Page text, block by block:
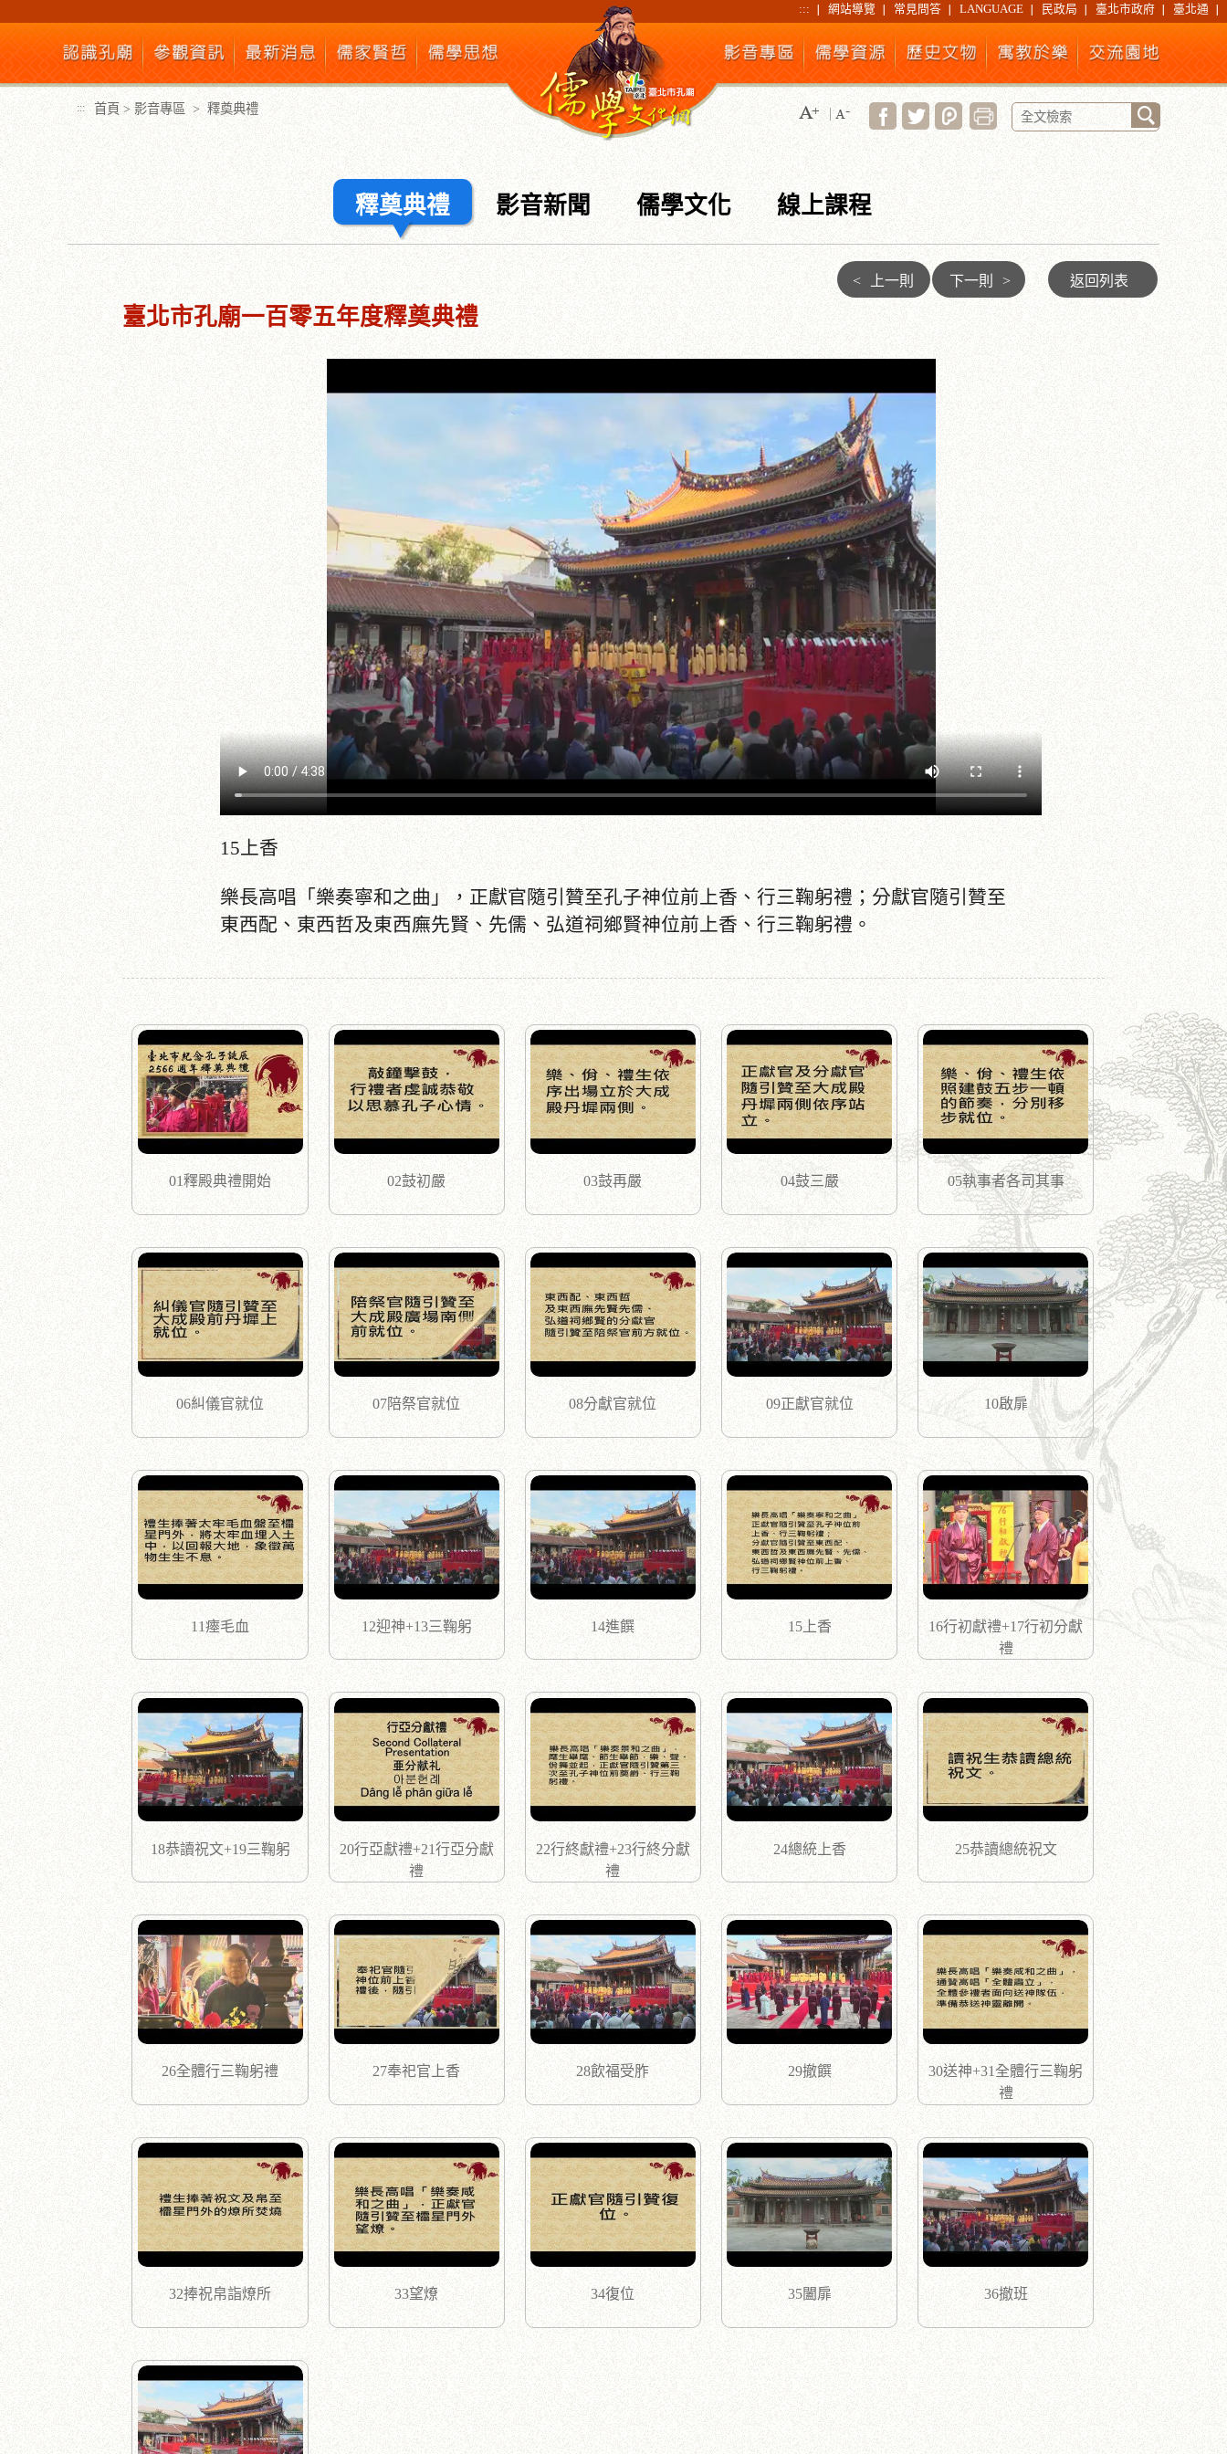
主
要
內
容
區
塊
::: 網站導覽 常見問答 LANGUAGE 民政局 臺北市政府 臺北通
::: 首頁 > 影音專區 > 釋奠典禮
釋奠典禮 影音新聞 儒學文化 線上課程
:::
< 上一則 下一則 > 返回列表
臺北市孔廟一百零五年度釋奠典禮
15上香
樂長高唱「樂奏寧和之曲」，正獻官隨引贊至孔子神位前上香、行三鞠躬禮；分獻官隨引贊至
東西配、東西哲及東西廡先賢、先儒、弘道祠鄉賢神位前上香、行三鞠躬禮。
01釋殿典禮開始 02鼓初嚴 03鼓再嚴 04鼓三嚴 05執事者各司其事
06糾儀官就位 07陪祭官就位 08分獻官就位 09正獻官就位 10啟扉
11瘞毛血 12迎神+13三鞠躬 14進饌 15上香
16行初獻禮+17行初分獻
禮
18恭讀祝文+19三鞠躬
20行亞獻禮+21行亞分獻
禮
22行終獻禮+23行終分獻
禮
24總統上香 25恭讀總統祝文
26全體行三鞠躬禮 27奉祀官上香 28飲福受胙 29撤饌
30送神+31全體行三鞠躬
禮
32捧祝帛詣燎所 33望燎 34復位 35闔扉 36撤班